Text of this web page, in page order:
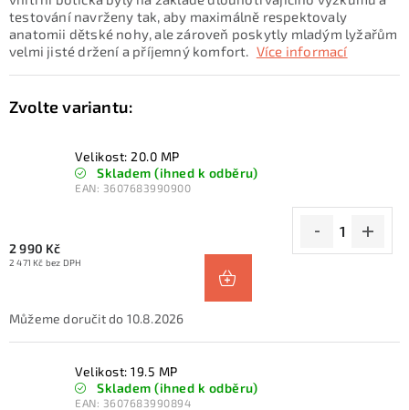
testování navrženy tak, aby maximálně respektovaly
anatomii dětské nohy, ale zároveň poskytly mladým lyžařům
velmi jisté držení a příjemný komfort. Více informací
Velikost: 20.0 MP
Skladem (ihned k odběru)
EAN: 3607683990900
2 990 Kč
2 471 Kč bez DPH
10.8.2026
Velikost: 19.5 MP
Skladem (ihned k odběru)
EAN: 3607683990894